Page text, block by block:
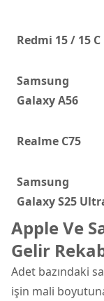
Redmi 15 / 15 C
Samsung
Galaxy A56
Realme C75
Samsung
Galaxy S25
Apple Ve
Gelir
Adet bazındaki
işin mali